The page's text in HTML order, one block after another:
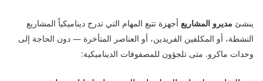
ينشئ مديرو المشاريع أجهزة تتبع المهام التي تدرج ديناميكياً المشاريع
النشطة، أو المكلفين الفريدين، أو العناصر المتأخرة — دون الحاجة إلى
وحدات ماكرو. متى تلجؤون للمصفوفات الديناميكية: